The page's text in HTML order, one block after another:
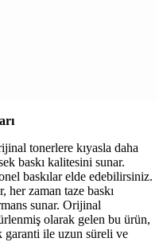
tonerlere kıyasla daha
baskı kalitesini sunar.
baskılar elde edebilirsiniz.
her zaman taze baskı
sunar. Orijinal
olarak gelen bu ürün,
garanti ile uzun süreli ve